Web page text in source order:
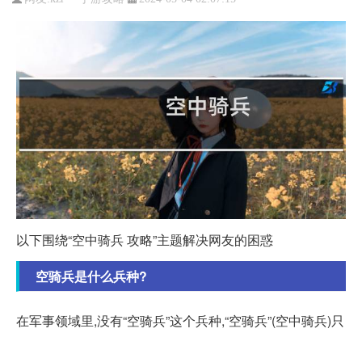
以下围绕“空中骑兵 攻略”主题解决网友的困惑
空骑兵是什么兵种?
在军事领域里,没有“空骑兵”这个兵种,“空骑兵”(空中骑兵)只